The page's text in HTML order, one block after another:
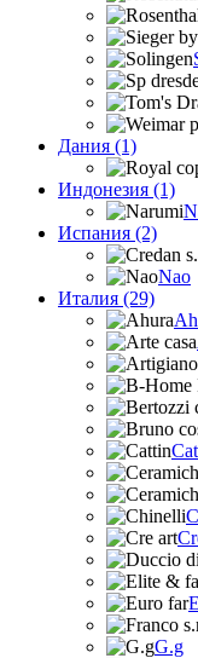
Дания (1)
Индонезия (1)
Испания (2)
Nao
Италия (29)
G.g